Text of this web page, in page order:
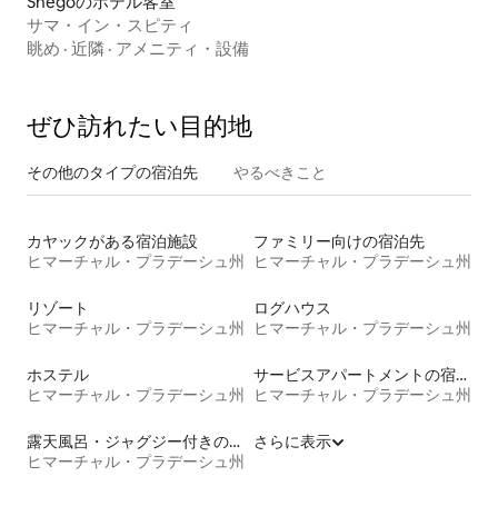
サマ・イン・スピティ
眺め · 近隣 · アメニティ・設備
ぜひ訪⁠れ⁠た⁠い目⁠的⁠地
その他のタ⁠イ⁠プ⁠の宿⁠泊⁠先 やるべきこと
カヤックがある宿泊施設
ヒマーチャル・プラデーシュ州
ファミリー向けの宿泊先
ヒマーチャル・プラデーシュ州
リゾート
ヒマーチャル・プラデーシュ州
ログハウス
ヒマーチャル・プラデーシュ州
ホステル
ヒマーチャル・プラデーシュ州
サービスアパートメントの宿泊施設
ヒマーチャル・プラデーシュ州
露天風呂・ジャグジー付きの宿泊施設
ヒマーチャル・プラデーシュ州
さらに表示